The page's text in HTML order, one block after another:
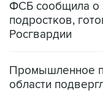
ФСБ сообщила о
подростков,
Росгвардии
Промышленное
области